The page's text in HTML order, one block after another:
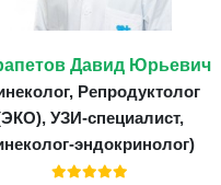
Давид Юрьевич
Репродуктолог
УЗИ-специалист,
эндокринолог)